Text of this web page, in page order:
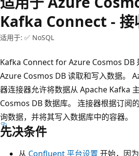
Kafka Connect - 接
适用于: ✅ NoSQL
Kafka Connect for Azure Cosmos DB
Azure Cosmos DB 读取和写入数据。
器连接器允许将数据从 Apache Kafka
Cosmos DB 数据库。 连接器根据订阅
询数据，并将其写入数据库中的容器。
先决条件
从 Confluent 平台设置 开始，因